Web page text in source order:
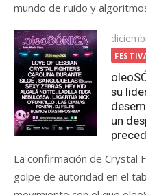
mundo de ruido y
el
su
un
La confirmación de Crystal
golpe de autoridad en el